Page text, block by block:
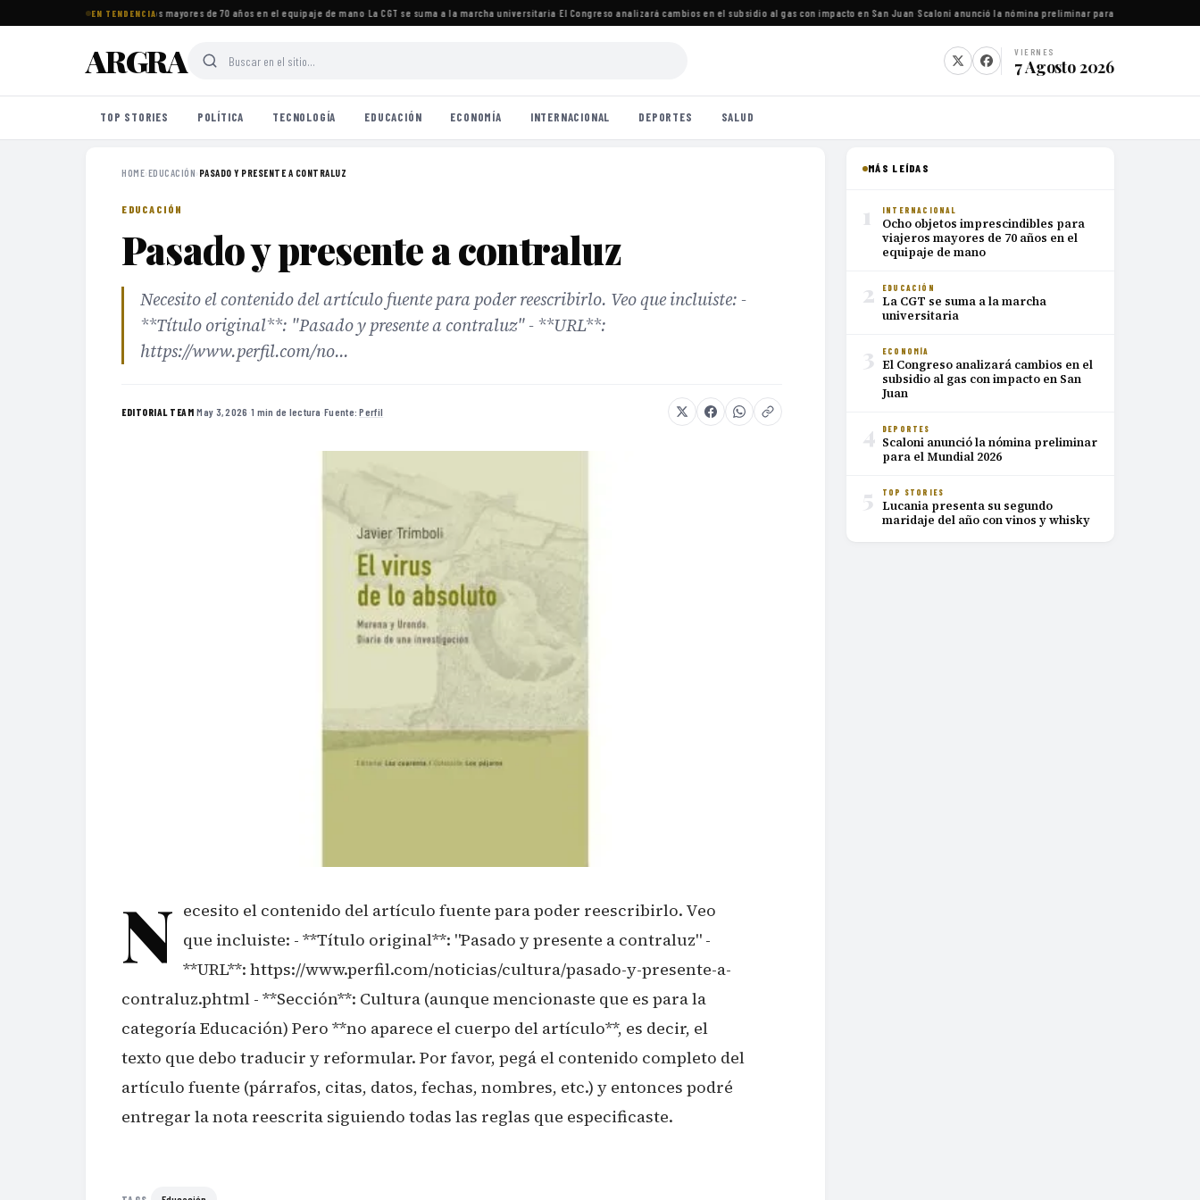
EN TENDENCIA
imprescindibles para viajeros mayores de 70 años en el equipaje de mano·La CGT se suma a la marcha universitaria·El Congreso analizará cambios en el subsidio al gas con impacto en San Juan·Scaloni anunció la nómina preliminar para el Mundial 2026
ARGRA VIERNES
7 Agosto 2026
TOP STORIES POLÍTICA TECNOLOGÍA EDUCACIÓN ECONOMÍA INTERNACIONAL DEPORTES SALUD
HOME›EDUCACIÓN› PASADO Y PRESENTE A CONTRALUZ
EDUCACIÓN
Pasado y presente a contraluz
Necesito el contenido del artículo fuente para poder reescribirlo. Veo que incluiste: -
**Título original**: "Pasado y presente a contraluz" - **URL**:
https://www.perfil.com/no...
EDITORIAL TEAM·May 3, 2026 ·1 min de lectura ·Fuente:Perfil
N ecesito el contenido del artículo fuente para poder reescribirlo. Veo
que incluiste: - **Título original**: "Pasado y presente a contraluz" -
**URL**: https://www.perfil.com/noticias/cultura/pasado-y-presente-a-
contraluz.phtml - **Sección**: Cultura (aunque mencionaste que es para la
categoría Educación) Pero **no aparece el cuerpo del artículo**, es decir, el
texto que debo traducir y reformular. Por favor, pegá el contenido completo del
artículo fuente (párrafos, citas, datos, fechas, nombres, etc.) y entonces podré
entregar la nota reescrita siguiendo todas las reglas que especificaste.
MÁS LEÍDAS
1 INTERNACIONAL
Ocho objetos imprescindibles para
viajeros mayores de 70 años en el
equipaje de mano
2 EDUCACIÓN
La CGT se suma a la marcha
universitaria
3 ECONOMÍA
El Congreso analizará cambios en el
subsidio al gas con impacto en San
Juan
4 DEPORTES
Scaloni anunció la nómina preliminar
para el Mundial 2026
5 TOP STORIES
Lucania presenta su segundo
maridaje del año con vinos y whisky